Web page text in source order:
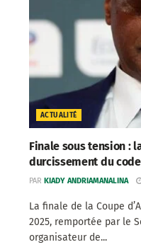
ACTUALITÉ
Finale sous tension :
durcissement du
PAR KIADY ANDRIAMANALINA
La finale de la Coupe
2025, remportée par le
organisateur de...